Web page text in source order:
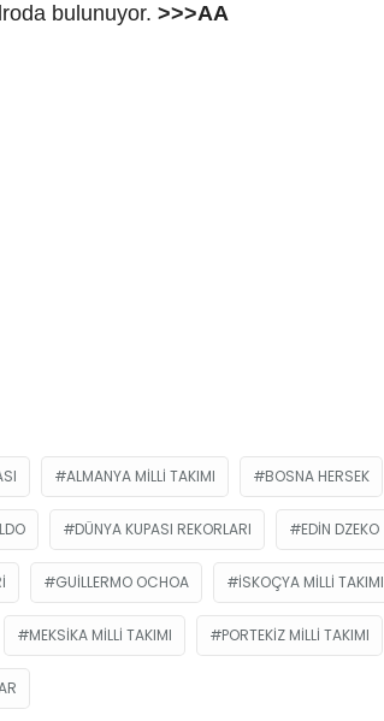
bulunuyor. >>>AA
ALMANYA MILLI TAKIMI BOSNA HERSEK
DÜNYA KUPASI REKORLARI EDIN DZEKO
GUILLERMO OCHOA İSKOÇYA MILLI TAKIMI
MEKSIKA MILLI TAKIMI PORTEKIZ MILLI TAKIMI